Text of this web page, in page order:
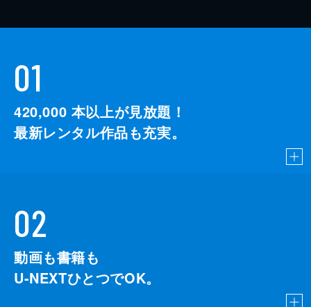
01
420,000 本以上が見放題！
最新レンタル作品も充実。
02
動画も書籍も
U-NEXTひとつでOK。